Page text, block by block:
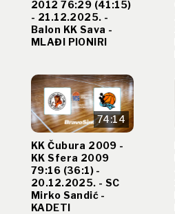
2012 76:29 (41:15)
- 21.12.2025. -
Balon KK Sava -
MLAĐI PIONIRI
74:14
KK Čubura 2009 -
KK Sfera 2009
79:16 (36:1) -
20.12.2025. - SC
Mirko Sandić -
KADETI